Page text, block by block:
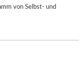
von Selbst- und